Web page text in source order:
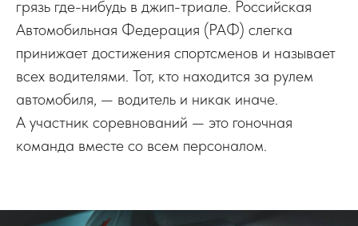
грязь где-нибудь в джип-триале. Российская
Автомобильная Федерация (РАФ) слегка
принижает достижения спортсменов и называет
всех водителями. Тот, кто находится за рулем
автомобиля, — водитель и никак иначе.
А участник соревнований — это гоночная
команда вместе со всем персоналом.